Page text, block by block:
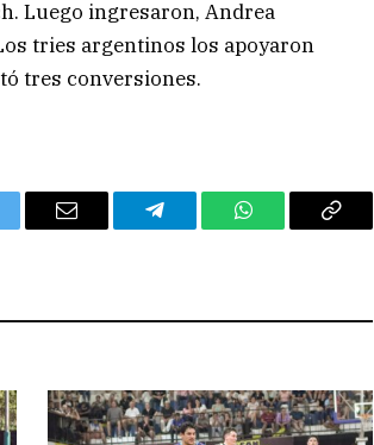
Luego ingresaron, Andrea
tries argentinos los apoyaron
tres conversiones.
Email Telegram WhatsAppCopy